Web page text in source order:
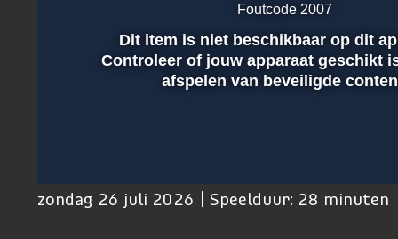
Afspelen
Foutcode 2007
Dit item is niet beschikbaar op dit
Controleer of jouw apparaat geschikt
afspelen van beveiligde
zondag 26 juli 2026 | Speelduur: 28 minuten